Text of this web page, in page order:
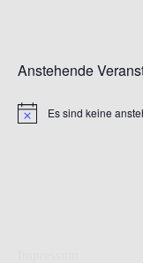
Anstehende
HinweisEs sind keine